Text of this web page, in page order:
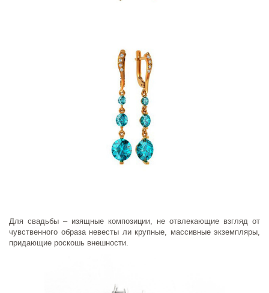
Для свадьбы – изящные композиции, не отвлекающие взгляд от
чувственного образа невесты ли крупные, массивные экземпляры,
придающие роскошь внешности.